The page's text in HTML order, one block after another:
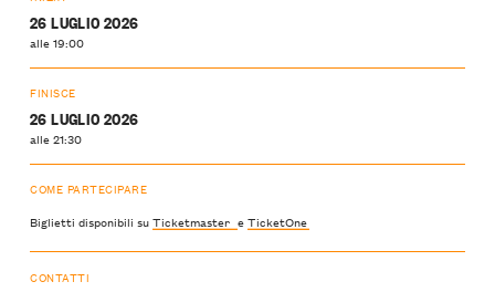
26 LUGLIO 2026
alle 19:00
FINISCE
26 LUGLIO 2026
alle 21:30
COME PARTECIPARE
Biglietti disponibili suTicketmaster eTicketOne
CONTATTI